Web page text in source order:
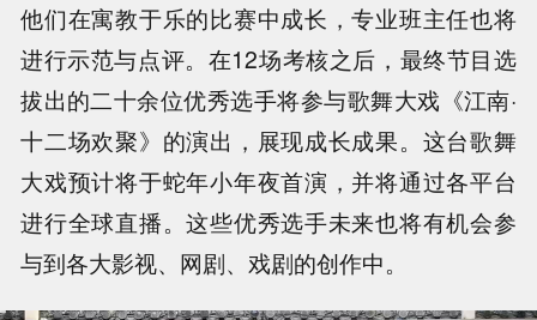
他们在寓教于乐的比赛中成长，专业班主任也将
进行示范与点评。在12场考核之后，最终节目选
拔出的二十余位优秀选手将参与歌舞大戏《江南·
十二场欢聚》的演出，展现成长成果。这台歌舞
大戏预计将于蛇年小年夜首演，并将通过各平台
进行全球直播。这些优秀选手未来也将有机会参
与到各大影视、网剧、戏剧的创作中。